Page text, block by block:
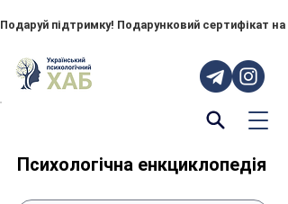
Подаруй підтримку! Подарунковий сертифікат
Психологічна енкциклопедія